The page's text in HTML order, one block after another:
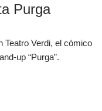
Purga
Teatro Verdi, el cómico
up “Purga”.